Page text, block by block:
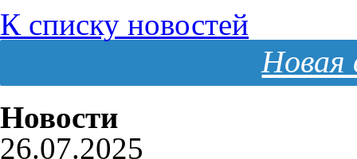
К списку новостей
Новая
Новости
26.07.2025